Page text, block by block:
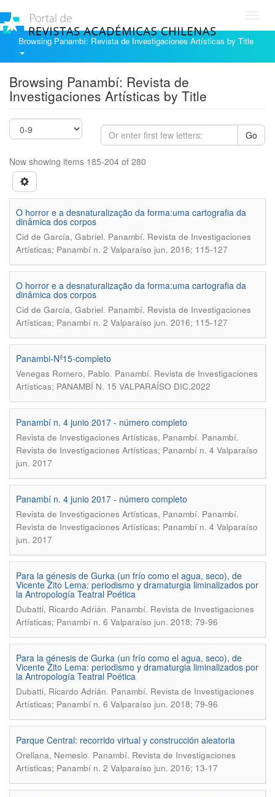
Browsing Panambí: Revista de Investigaciones Artísticas by Title
Browsing Panambí: Revista de
Investigaciones Artísticas by Title
Go
Now showing items 185-204 of 280
O horror e a desnaturalização da forma:uma cartografia da
dinâmica dos corpos
Cid de García, Gabriel. Panambí. Revista de Investigaciones
Artísticas; Panambí n. 2 Valparaíso jun. 2016; 115-127
O horror e a desnaturalização da forma:uma cartografia da
dinâmica dos corpos
Cid de García, Gabriel. Panambí. Revista de Investigaciones
Artísticas; Panambí n. 2 Valparaíso jun. 2016; 115-127
Panambi-Nº15-completo
Venegas Romero, Pablo. Panambí. Revista de Investigaciones
Artísticas; PANAMBÍ N. 15 VALPARAÍSO DIC.2022
Panambí n. 4 junio 2017 - número completo
Revista de Investigaciones Artísticas, Panambí. Panambí.
Revista de Investigaciones Artísticas; Panambí n. 4 Valparaíso
jun. 2017
Panambí n. 4 junio 2017 - número completo
Revista de Investigaciones Artísticas, Panambí. Panambí.
Revista de Investigaciones Artísticas; Panambí n. 4 Valparaíso
jun. 2017
Para la génesis de Gurka (un frío como el agua, seco), de
Vicente Zito Lema: periodismo y dramaturgia liminalizados por
la Antropología Teatral Poética
Dubatti, Ricardo Adrián. Panambí. Revista de Investigaciones
Artísticas; Panambí n. 6 Valparaíso jun. 2018; 79-96
Para la génesis de Gurka (un frío como el agua, seco), de
Vicente Zito Lema: periodismo y dramaturgia liminalizados por
la Antropología Teatral Poética
Dubatti, Ricardo Adrián. Panambí. Revista de Investigaciones
Artísticas; Panambí n. 6 Valparaíso jun. 2018; 79-96
Parque Central: recorrido virtual y construcción aleatoria
Orellana, Nemesio. Panambí. Revista de Investigaciones
Artísticas; Panambí n. 2 Valparaíso jun. 2016; 13-17